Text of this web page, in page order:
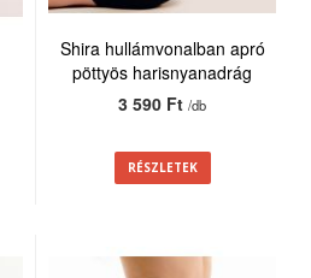
Shira hullámvonalban apró
pöttyös harisnyanadrág
20den
3 590 Ft/db
RÉSZLETEK